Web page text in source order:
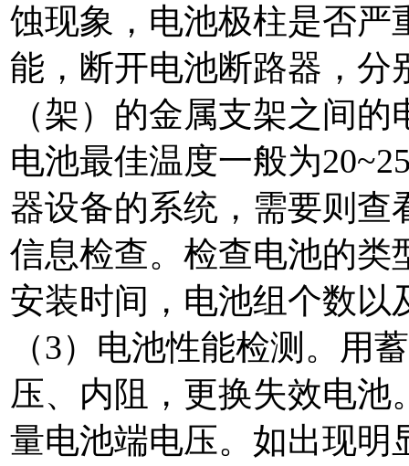
蚀现象，电池极柱是否严
能，断开电池断路器，分
（架）的金属支架之间
电池最佳温度一般为
器设备的系统，需要则查
信息检查。检查电池的类
安装时间，电池组个数以
（3）电池性能检测。用
压、内阻，更换失效电
量电池端电压。如出现明